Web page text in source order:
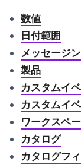
数値
日付範囲
メッセージ
製品
カスタムイ
カスタムイ
ワークスペ
カタログ
カタログフ